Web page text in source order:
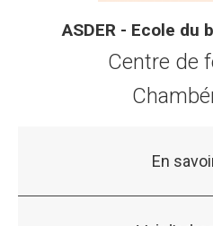
ASDER - Ecole du
Centre de
En